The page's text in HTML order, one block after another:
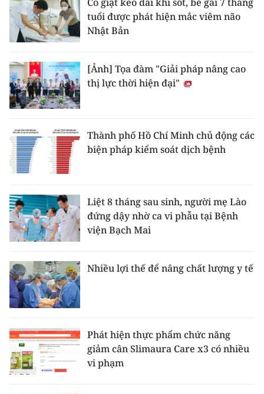
tuổi được phát hiện mắc viêm não
Nhật Bản
[Ảnh] Tọa đàm "Giải pháp nâng cao
thị lực thời hiện đại"
Thành phố Hồ Chí Minh chủ động các
biện pháp kiểm soát dịch bệnh
Liệt 8 tháng sau sinh, người mẹ Lào
đứng dậy nhờ ca vi phẫu tại Bệnh
viện Bạch Mai
Nhiều lợi thế để nâng chất lượng y tế
Phát hiện thực phẩm chức năng
giảm cân Slimaura Care x3 có nhiều
vi phạm